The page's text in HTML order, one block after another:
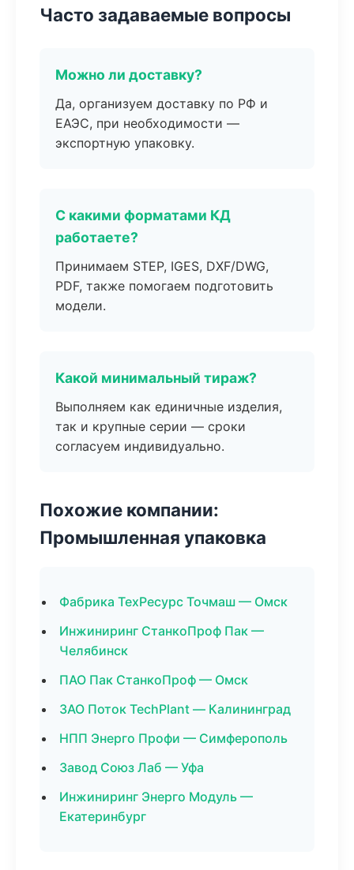
Часто задаваемые вопросы
Можно ли доставку?
Да, организуем доставку по РФ и
ЕАЭС, при необходимости —
экспортную упаковку.
С какими форматами КД
работаете?
Принимаем STEP, IGES, DXF/DWG,
PDF, также помогаем подготовить
модели.
Какой минимальный тираж?
Выполняем как единичные изделия,
так и крупные серии — сроки
согласуем индивидуально.
Похожие компании:
Промышленная упаковка
Фабрика ТехРесурс Точмаш — Омск
Инжиниринг СтанкоПроф Пак —
Челябинск
ПАО Пак СтанкоПроф — Омск
ЗАО Поток TechPlant — Калининград
НПП Энерго Профи — Симферополь
Завод Союз Лаб — Уфа
Инжиниринг Энерго Модуль —
Екатеринбург